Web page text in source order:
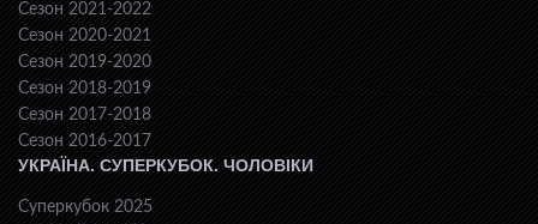
Сезон 2021-2022
Сезон 2020-2021
Сезон 2019-2020
Сезон 2018-2019
Сезон 2017-2018
Сезон 2016-2017
УКРАЇНА. СУПЕРКУБОК. ЧОЛОВІКИ
Суперкубок 2025